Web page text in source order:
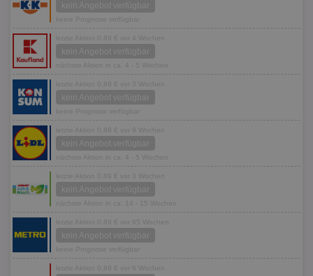
kein Angebot verfügbar
keine Prognose verfügbar
letzte Aktion 0,89 € vor 4 Wochen
kein Angebot verfügbar
nächste Aktion in ca. 4 - 5 Wochen
letzte Aktion 0,89 € vor 3 Wochen
kein Angebot verfügbar
keine Prognose verfügbar
letzte Aktion 0,89 € vor 9 Wochen
kein Angebot verfügbar
nächste Aktion in ca. 4 - 5 Wochen
letzte Aktion 0,89 € vor 3 Wochen
kein Angebot verfügbar
nächste Aktion in ca. 14 - 15 Wochen
letzte Aktion 0,89 € vor 65 Wochen
kein Angebot verfügbar
keine Prognose verfügbar
letzte Aktion 0,89 € vor 6 Wochen